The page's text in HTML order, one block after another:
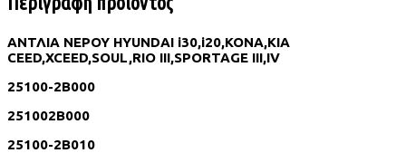
ΑΝΤΛΙΑ ΝΕΡΟΥ HYUNDAI i30,i20,KONA,KIA
CEED,XCEED,SOUL,RIO III,SPORTAGE III,IV
25100-2B000
251002B000
25100-2B010